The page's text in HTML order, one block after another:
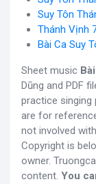
Suy Tôn
Thánh Vịnh
Bài Ca Suy
Sheet music
Dũng and PDF
practice singing
are for
not involved
Copyright is
owner.
content. You